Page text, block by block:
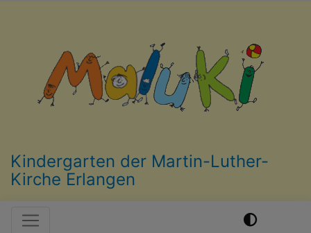
Kindergarten der Martin-Luther-
Kirche Erlangen
Hauptnavigation